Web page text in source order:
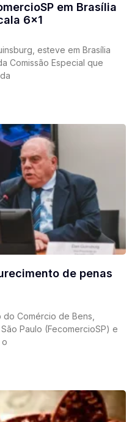
em Brasília
6×1
esteve em Brasília
Comissão Especial que
de penas
Comércio de Bens,
Paulo (FecomercioSP) e
o